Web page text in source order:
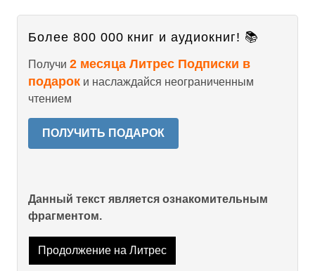
Более 800 000 книг и аудиокниг! 📚
Получи 2 месяца Литрес Подписки в
подарок и наслаждайся неограниченным
чтением
ПОЛУЧИТЬ ПОДАРОК
Данный текст является ознакомительным
фрагментом.
Продолжение на Литрес